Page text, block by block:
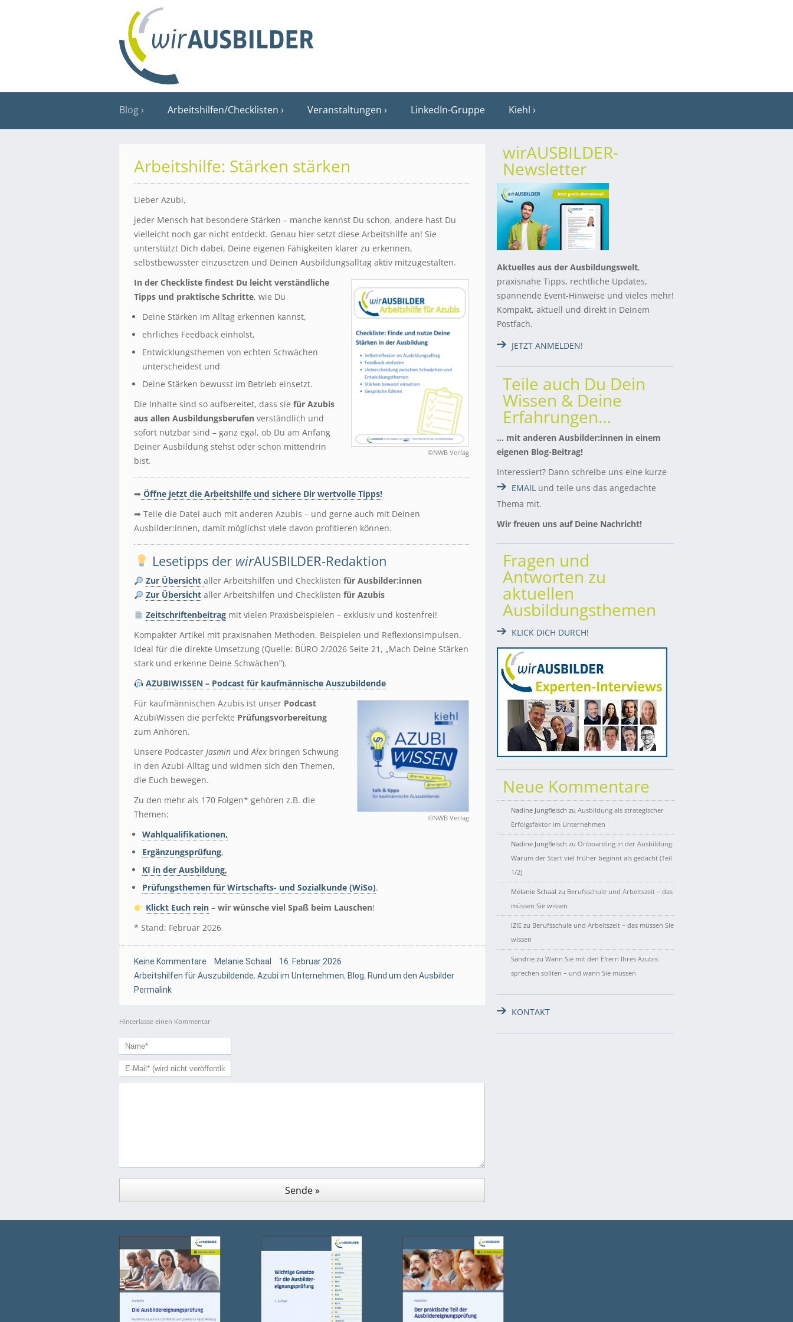
Blog Arbeitshilfen/Checklisten Veranstaltungen LinkedIn-Gruppe Kiehl
Arbeitshilfe: Stärken stärken
Lieber Azubi,
jeder Mensch hat besondere Stärken – manche kennst Du schon, andere hast Du
vielleicht noch gar nicht entdeckt. Genau hier setzt diese Arbeitshilfe an! Sie
unterstützt Dich dabei, Deine eigenen Fähigkeiten klarer zu erkennen,
selbstbewusster einzusetzen und Deinen Ausbildungsalltag aktiv mitzugestalten.
©NWB Verlag
In der Checkliste findest Du leicht verständliche
Tipps und praktische Schritte, wie Du
Deine Stärken im Alltag erkennen kannst,
ehrliches Feedback einholst,
Entwicklungsthemen von echten Schwächen
unterscheidest und
Deine Stärken bewusst im Betrieb einsetzt.
Die Inhalte sind so aufbereitet, dass sie für Azubis
aus allen Ausbildungsberufen verständlich und
sofort nutzbar sind – ganz egal, ob Du am Anfang
Deiner Ausbildung stehst oder schon mittendrin
bist.
➡ Öffne jetzt die Arbeitshilfe und sichere Dir wertvolle Tipps!
➡ Teile die Datei auch mit anderen Azubis – und gerne auch mit Deinen
Ausbilder:innen, damit möglichst viele davon profitieren können.
Lesetipps der wirAUSBILDER-Redaktion
Zur Übersicht aller Arbeitshilfen und Checklisten für Ausbilder:innen
Zur Übersichtaller Arbeitshilfen und Checklisten für Azubis
Zeitschriftenbeitrag mit vielen Praxisbeispielen – exklusiv und kostenfrei!
Kompakter Artikel mit praxisnahen Methoden, Beispielen und Reflexionsimpulsen.
Ideal für die direkte Umsetzung (Quelle: BÜRO 2/2026 Seite 21, „Mach Deine Stärken
stark und erkenne Deine Schwächen”).
AZUBIWISSEN – Podcast für kaufmännische Auszubildende
©NWB Verlag
Für kaufmännischen Azubis ist unser Podcast
AzubiWissen die perfekte Prüfungsvorbereitung
zum Anhören.
Unsere Podcaster Jasmin undAlex bringen Schwung
in den Azubi-Alltag und widmen sich den Themen,
die Euch bewegen.
Zu den mehr als 170 Folgen* gehören z.B. die
Themen:
Wahlqualifikationen,
Ergänzungsprüfung,
KI in der Ausbildung,
Prüfungsthemen für Wirtschafts- und Sozialkunde (WiSo).
Klickt Euch rein – wir wünsche viel Spaß beim Lauschen!
* Stand: Februar 2026
Keine Kommentare Melanie Schaal
16. Februar 2026
Arbeitshilfen für Auszubildende, Azubi im Unternehmen, Blog, Rund um den Ausbilder
Permalink
Hinterlasse einen Kommentar
wirAUSBILDER-
Newsletter
Aktuelles aus der Ausbildungswelt,
praxisnahe Tipps, rechtliche Updates,
spannende Event-Hinweise und vieles mehr!
Kompakt, aktuell und direkt in Deinem
Postfach.
JETZT ANMELDEN!
Teile auch Du Dein
Wissen & Deine
Erfahrungen…
… mit anderen Ausbilder:innen in einem
eigenen Blog-Beitrag!
Interessiert? Dann schreibe uns eine kurze
EMAIL und teile uns das angedachte
Thema mit.
Wir freuen uns auf Deine Nachricht!
Fragen und
Antworten zu
aktuellen
Ausbildungsthemen
KLICK DICH DURCH!
Neue Kommentare
Nadine Jungfleisch zu Ausbildung als strategischer
Erfolgsfaktor im Unternehmen
Nadine Jungfleisch zu Onboarding in der Ausbildung:
Warum der Start viel früher beginnt als gedacht (Teil
1/2)
Melanie Schaal zu Berufsschule und Arbeitszeit – das
müssen Sie wissen
IZIE zu Berufsschule und Arbeitszeit – das müssen Sie
wissen
Sandrie zu Wann Sie mit den Eltern Ihres Azubis
sprechen sollten – und wann Sie müssen
KONTAKT